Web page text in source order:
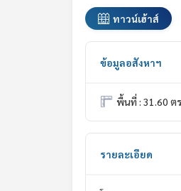
ทาวน์เฮ้าส์
ข้อมูลอสังหาฯ
พื้นที่ : 31.60 ตร
รายละเอียด